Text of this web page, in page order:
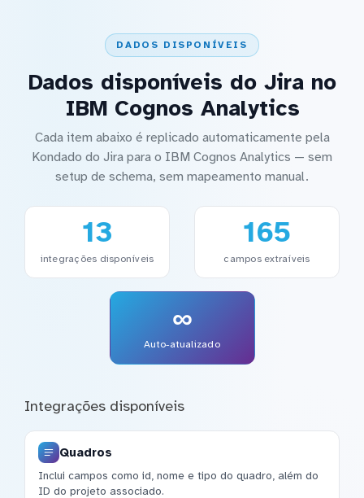
DADOS DISPONÍVEIS
Dados disponíveis do Jira no
IBM Cognos Analytics
Cada item abaixo é replicado automaticamente pela
Kondado do Jira para o IBM Cognos Analytics — sem
setup de schema, sem mapeamento manual.
13
integrações disponíveis
165
campos extraíveis
∞
Auto-atualizado
Integrações disponíveis
Quadros
Inclui campos como id, nome e tipo do quadro, além do
ID do projeto associado.